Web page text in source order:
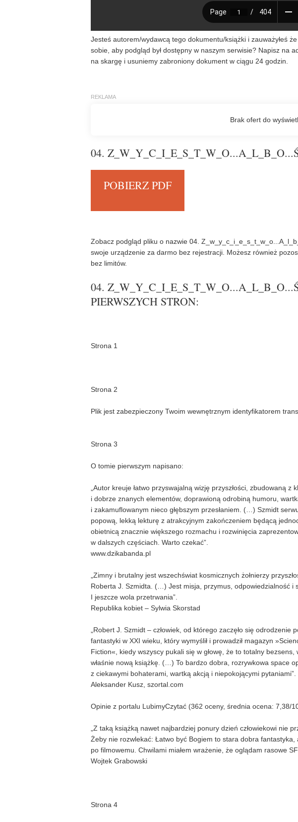
Jesteś autorem/wydawcą tego dokumentu/książki i zauważyłeś
sobie, aby podgląd był dostępny w naszym serwisie? Napisz na
na skargę i usuniemy zabroniony dokument w ciągu 24 godzin.
04.
POBIERZ PDF
Zobacz podgląd pliku o nazwie 04.
swoje urządzenie za darmo bez rejestracji. Możesz również
bez limitów.
04.
PIERWSZYCH STRON: